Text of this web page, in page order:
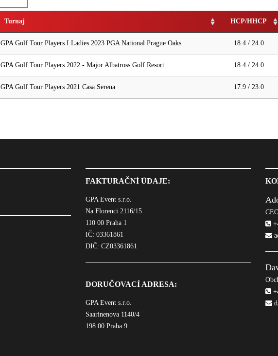
Turnaj HCP/HHCP
GPA Golf Tour Players I Ladies 2023 PGA National Prague Oaks 18.4 / 24.0
GPA Golf Tour Players 2022 - Major Albatross Golf Resort 18.4 / 24.0
GPA Golf Tour Players 2021 Casa Serena 17.9 / 23.0
FAKTURAČNÍ ÚDAJE:
GPA Event s.r.o.
Na Florenci 2116/15
110 00 Praha 1
IČ: 03361861
DIČ: CZ03361861
DORUČOVACÍ ADRESA:
GPA Event s.r.o.
Saarinenova 1140/4
198 00 Praha 9